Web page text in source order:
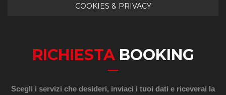
ALTRE ATTIVITÀ
CONTATTI
BOOKING
COOKIES & PRIVACY
RICHIESTABOOKING
Scegli i servizi che desideri, inviaci i tuoi dati e riceverai la